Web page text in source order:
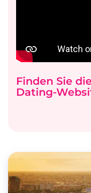
Finden Sie
Dating-